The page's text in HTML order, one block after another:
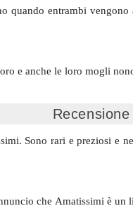
quando entrambi
e anche le loro mogli
Recensione
Sono rari e preziosi e
che Amatissimi è